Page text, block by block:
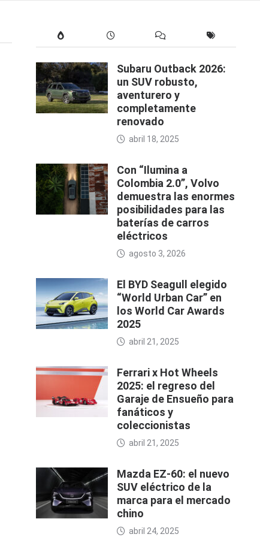
Subaru Outback 2026:
un SUV robusto,
aventurero y
completamente
renovado
abril 18, 2025
Con “Ilumina a
Colombia 2.0”, Volvo
demuestra las enormes
posibilidades para las
baterías de carros
eléctricos
agosto 3, 2026
El BYD Seagull elegido
“World Urban Car” en
los World Car Awards
2025
abril 21, 2025
Ferrari x Hot Wheels
2025: el regreso del
Garaje de Ensueño para
fanáticos y
coleccionistas
abril 21, 2025
Mazda EZ-60: el nuevo
SUV eléctrico de la
marca para el mercado
chino
abril 24, 2025